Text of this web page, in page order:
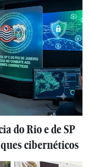
do Rio e de SP
cibernéticos